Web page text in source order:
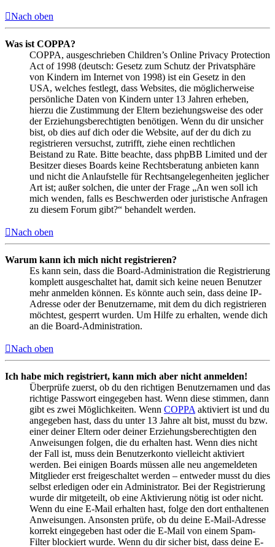
Nach oben
Was ist COPPA?
COPPA, ausgeschrieben Children’s Online Privacy Protection
Act of 1998 (deutsch: Gesetz zum Schutz der Privatsphäre
von Kindern im Internet von 1998) ist ein Gesetz in den
USA, welches festlegt, dass Websites, die möglicherweise
persönliche Daten von Kindern unter 13 Jahren erheben,
hierzu die Zustimmung der Eltern beziehungsweise des oder
der Erziehungsberechtigten benötigen. Wenn du dir unsicher
bist, ob dies auf dich oder die Website, auf der du dich zu
registrieren versuchst, zutrifft, ziehe einen rechtlichen
Beistand zu Rate. Bitte beachte, dass phpBB Limited und der
Besitzer dieses Boards keine Rechtsberatung anbieten kann
und nicht die Anlaufstelle für Rechtsangelegenheiten jeglicher
Art ist; außer solchen, die unter der Frage „An wen soll ich
mich wenden, falls es Beschwerden oder juristische Anfragen
zu diesem Forum gibt?“ behandelt werden.
Nach oben
Warum kann ich mich nicht registrieren?
Es kann sein, dass die Board-Administration die Registrierung
komplett ausgeschaltet hat, damit sich keine neuen Benutzer
mehr anmelden können. Es könnte auch sein, dass deine IP-
Adresse oder der Benutzername, mit dem du dich registrieren
möchtest, gesperrt wurden. Um Hilfe zu erhalten, wende dich
an die Board-Administration.
Nach oben
Ich habe mich registriert, kann mich aber nicht anmelden!
Überprüfe zuerst, ob du den richtigen Benutzernamen und das
richtige Passwort eingegeben hast. Wenn diese stimmen, dann
gibt es zwei Möglichkeiten. Wenn COPPA aktiviert ist und du
angegeben hast, dass du unter 13 Jahre alt bist, musst du bzw.
einer deiner Eltern oder deiner Erziehungsberechtigten den
Anweisungen folgen, die du erhalten hast. Wenn dies nicht
der Fall ist, muss dein Benutzerkonto vielleicht aktiviert
werden. Bei einigen Boards müssen alle neu angemeldeten
Mitglieder erst freigeschaltet werden – entweder musst du dies
selbst erledigen oder ein Administrator. Bei der Registrierung
wurde dir mitgeteilt, ob eine Aktivierung nötig ist oder nicht.
Wenn du eine E-Mail erhalten hast, folge den dort enthaltenen
Anweisungen. Ansonsten prüfe, ob du deine E-Mail-Adresse
korrekt eingegeben hast oder die E-Mail von einem Spam-
Filter blockiert wurde. Wenn du dir sicher bist, dass deine E-